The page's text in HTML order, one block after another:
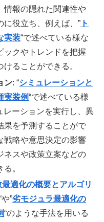
情報の隠れた関連性や
に役立ち、例えば、” ト
実装“で述べている様な
ックやトレンドを把握
ることができる。
ン: “シミュレーションと
実装例“で述べている様
レーションを実行し、異
果を予測することがで
戦略や意思決定の影響
ネスや政策立案などの
。
適化の概要とアルゴリ
や”劣モジュラ最適化の
“のような手法を用いる